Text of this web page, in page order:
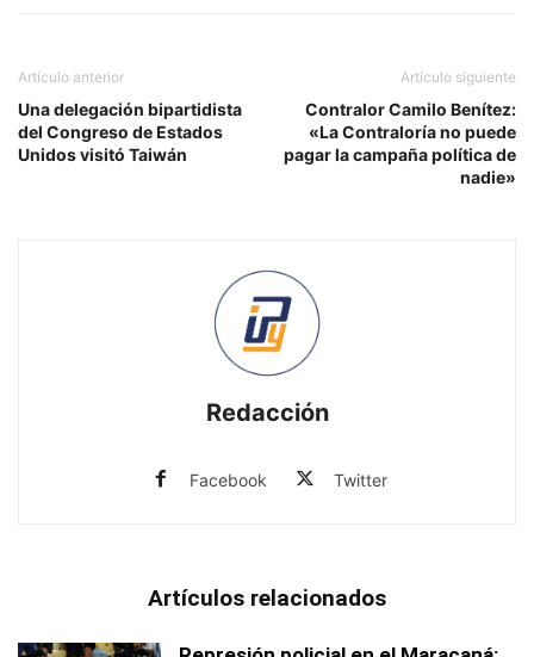
Artículo anterior
Una delegación bipartidista
del Congreso de Estados
Unidos visitó Taiwán
Artículo siguiente
Contralor Camilo Benítez:
«La Contraloría no puede
pagar la campaña política de
nadie»
Redacción
Facebook Twitter
Artículos relacionados